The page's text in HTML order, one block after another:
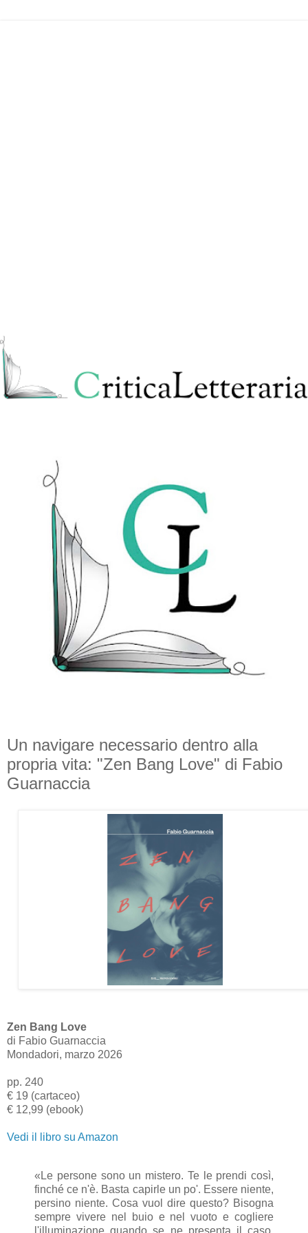
Un navigare necessario dentro alla
propria vita: "Zen Bang Love" di Fabio
Guarnaccia
Zen Bang Love
di Fabio Guarnaccia
Mondadori, marzo 2026
pp. 240
€ 19 (cartaceo)
€ 12,99 (ebook)
Vedi il libro su Amazon
«Le persone sono un mistero. Te le prendi così,
finché ce n'è. Basta capirle un po'. Essere niente,
persino niente. Cosa vuol dire questo? Bisogna
sempre vivere nel buio e nel vuoto e cogliere